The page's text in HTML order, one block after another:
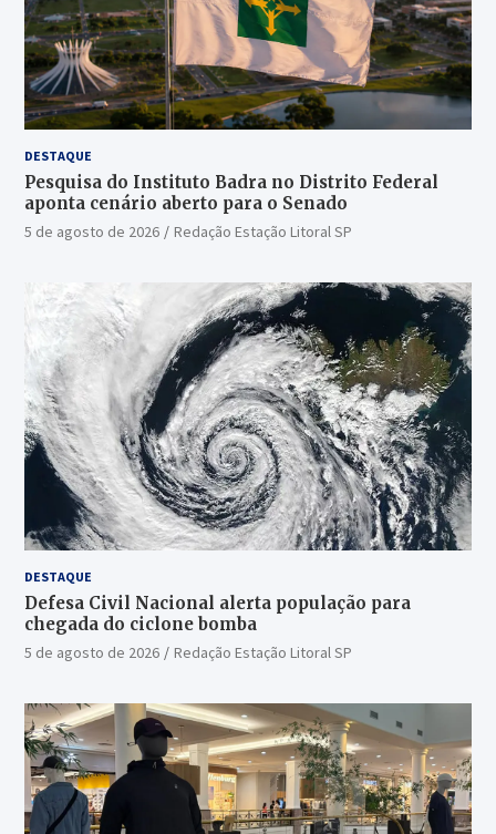
DESTAQUE
Pesquisa do Instituto Badra no Distrito Federal
aponta cenário aberto para o Senado
5 de agosto de 2026 Redação Estação Litoral SP
DESTAQUE
Defesa Civil Nacional alerta população para
chegada do ciclone bomba
5 de agosto de 2026 Redação Estação Litoral SP